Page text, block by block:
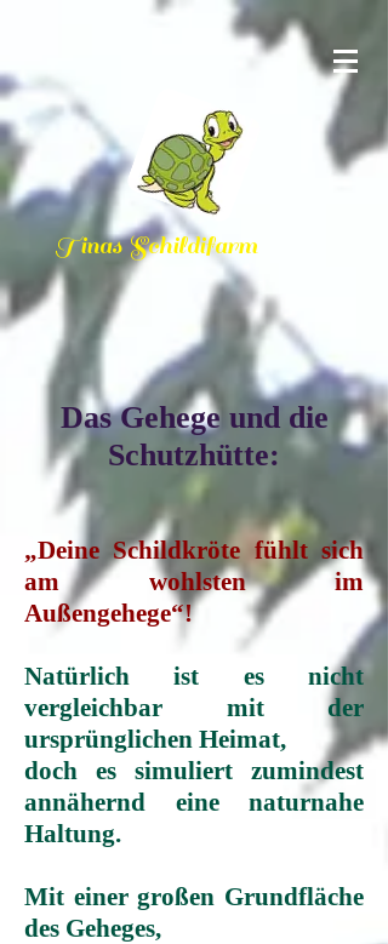
Tinas Schildifarm
Das Gehege und die
Schutzhütte:
„Deine Schildkröte fühlt sich
am wohlsten im
Außengehege“!
Natürlich ist es nicht
vergleichbar mit der
ursprünglichen Heimat,
doch es simuliert zumindest
annähernd eine naturnahe
Haltung.
Mit einer großen Grundfläche
des Geheges,